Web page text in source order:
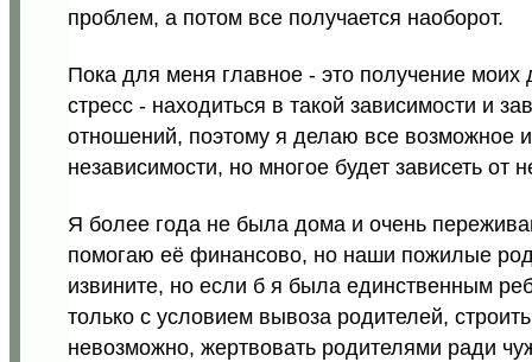
проблем, а потом все получается наоборот.
Пока для меня главное - это получение моих
стресс - находиться в такой зависимости и
отношений, поэтому я делаю все возможное
независимости, но многое будет зависеть от
Я более года не была дома и очень
помогаю её финансово, но наши пожилые
извините, но если б я была единственным
только с условием вывоза родителей,
невозможно, жертвовать родителями ради